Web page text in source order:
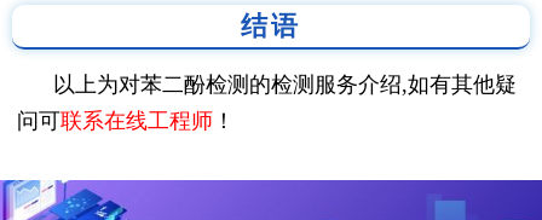
结语
以上为对苯二酚检测的检测服务介绍,如有其他疑
问可联系在线工程师 ！